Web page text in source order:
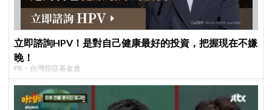
立即諮詢HPV！是對自己健康最好的投資，把握現在不嫌
晚！
PR・台灣癌症基金會